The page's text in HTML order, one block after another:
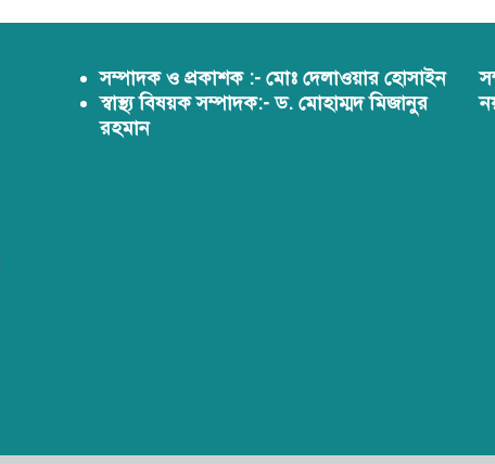
সম্পাদক ও প্রকাশক :- মোঃ দেলাওয়ার হোসাইন
স্বাস্থ্য বিষয়ক সম্পাদক:- ড. মোহাম্মদ মিজানুর
রহমান